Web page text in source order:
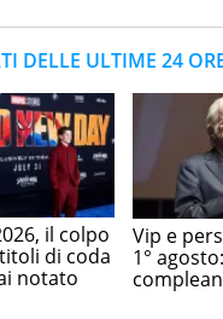
DELLE ULTIME 24
il colpo
di coda
notato
Vip e
1°